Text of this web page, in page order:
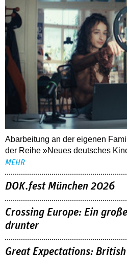
Abarbeitung an der eigenen
der Reihe »Neues deutsches
MEHR
DOK.fest München 2026
Crossing Europe: Ein
drunter
Great Expectations: